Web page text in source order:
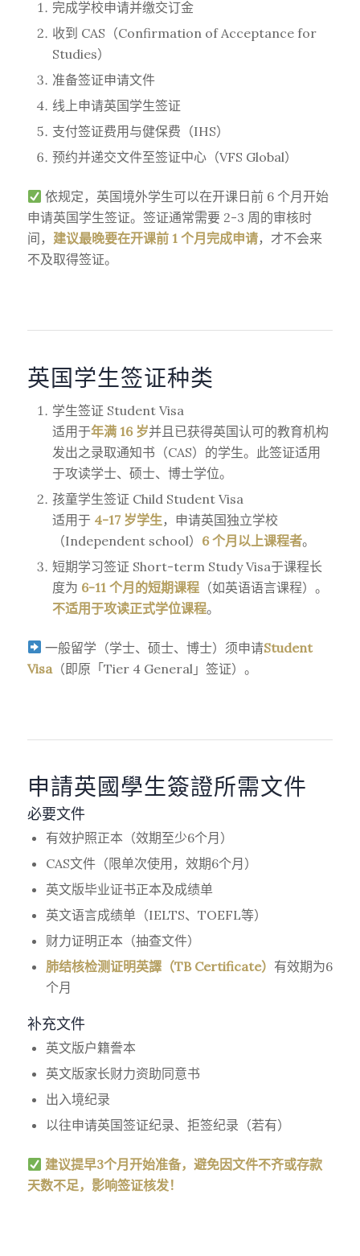
完成学校申请并缴交订金
收到 CAS（Confirmation of Acceptance for
Studies）
准备签证申请文件
线上申请英国学生签证
支付签证费用与健保费（IHS）
预约并递交文件至签证中心（VFS Global）
依规定，英国境外学生可以在开课日前 6 个月开始
申请英国学生签证。签证通常需要 2-3 周的审核时
间， 建议最晚要在开课前 1 个月完成申请，才不会来
不及取得签证。
英国学生签证种类
学生签证 Student Visa
适用于年满 16 岁并且已获得英国认可的教育机构
发出之录取通知书（CAS）的学生。此签证适用
于攻读学士、硕士、博士学位。
孩童学生签证 Child Student Visa
适用于 4-17 岁学生 ，申请英国独立学校
（Independent school） 6 个月以上课程者。
短期学习签证 Short-term Study Visa于课程长
度为 6-11 个月的短期课程（如英语语言课程）。
不适用于攻读正式学位课程。
一般留学（学士、硕士、博士）须申请Student
Visa（即原「Tier 4 General」签证）。
申請英國學生簽證所需文件
必要文件
有效护照正本（效期至少6个月）
CAS文件（限单次使用，效期6个月）
英文版毕业证书正本及成绩单
英文语言成绩单（IELTS、TOEFL等）
财力证明正本（抽查文件）
肺结核检测证明英譯（TB Certificate） 有效期为6
个月
补充文件
英文版户籍誊本
英文版家长财力资助同意书
出入境纪录
以往申请英国签证纪录、拒签纪录（若有）
建议提早3个月开始准备，避免因文件不齐或存款
天数不足，影响签证核发！